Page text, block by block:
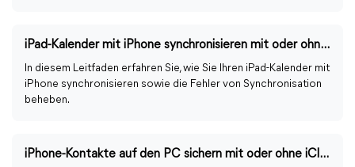
iPad-Kalender mit iPhone synchronisieren mit oder ohne iCloud
In diesem Leitfaden erfahren Sie, wie Sie Ihren iPad-Kalender mit
iPhone synchronisieren sowie die Fehler von Synchronisation
beheben.
iPhone-Kontakte auf den PC sichern mit oder ohne iCloud